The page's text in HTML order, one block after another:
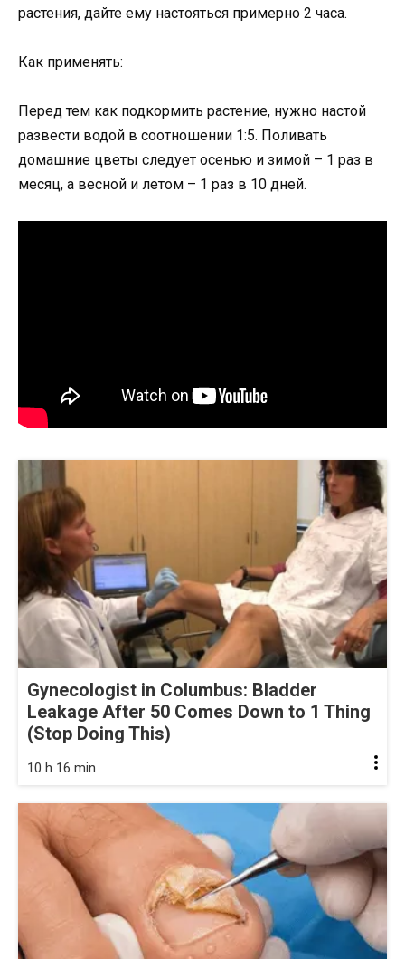
растения, дайте ему настояться примерно 2 часа.
Как применять:
Перед тем как подкормить растение, нужно настой
развести водой в соотношении 1:5. Поливать
домашние цветы следует осенью и зимой – 1 раз в
месяц, а весной и летом – 1 раз в 10 дней.
Gynecologist in Columbus: Bladder
Leakage After 50 Comes Down to 1 Thing
(Stop Doing This)
10 h 16 min